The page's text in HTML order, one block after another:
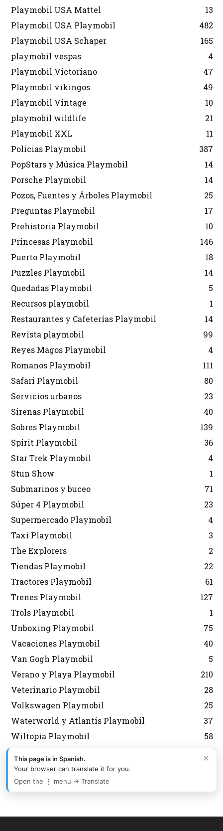
Playmobil USA Mattel
13
Playmobil USA Playmobil
482
Playmobil USA Schaper
165
playmobil vespas
4
Playmobil Victoriano
47
Playmobil vikingos
49
Playmobil Vintage
10
playmobil wildlife
21
Playmobil XXL
11
Policias Playmobil
387
PopStars y Música Playmobil
14
Porsche Playmobil
14
Pozos, Fuentes y Árboles Playmobil
25
Preguntas Playmobil
17
Prehistoria Playmobil
10
Princesas Playmobil
146
Puerto Playmobil
18
Puzzles Playmobil
14
Quedadas Playmobil
5
Recursos playmobil
1
Restaurantes y Cafeterías Playmobil
14
Revista playmobil
99
Reyes Magos Playmobil
4
Romanos Playmobil
111
Safari Playmobil
80
Servicios urbanos
23
Sirenas Playmobil
40
Sobres Playmobil
139
Spirit Playmobil
36
Star Trek Playmobil
4
Stun Show
1
Submarinos y buceo
71
Súper 4 Playmobil
23
Supermercado Playmobil
4
Taxi Playmobil
3
The Explorers
2
Tiendas Playmobil
22
Tractores Playmobil
61
Trenes Playmobil
127
Trols Playmobil
1
Unboxing Playmobil
75
Vacaciones Playmobil
40
Van Gogh Playmobil
5
Verano y Playa Playmobil
210
Veterinario Playmobil
28
Volkswagen Playmobil
25
Waterworld y Atlantis Playmobil
37
Wiltopia Playmobil
58
WWE Playmobil
9
Zoo Playmobil
Zulús Playmobil
×
This page is in Spanish.
Your browser can translate it for you.
Open the ⋮ menu → Translate